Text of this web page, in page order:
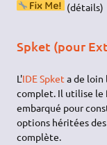
(détails)
Spket (pour
L'IDE Spket a de loin
complet. Il utilise le
embarqué pour
options héritées des
complète.